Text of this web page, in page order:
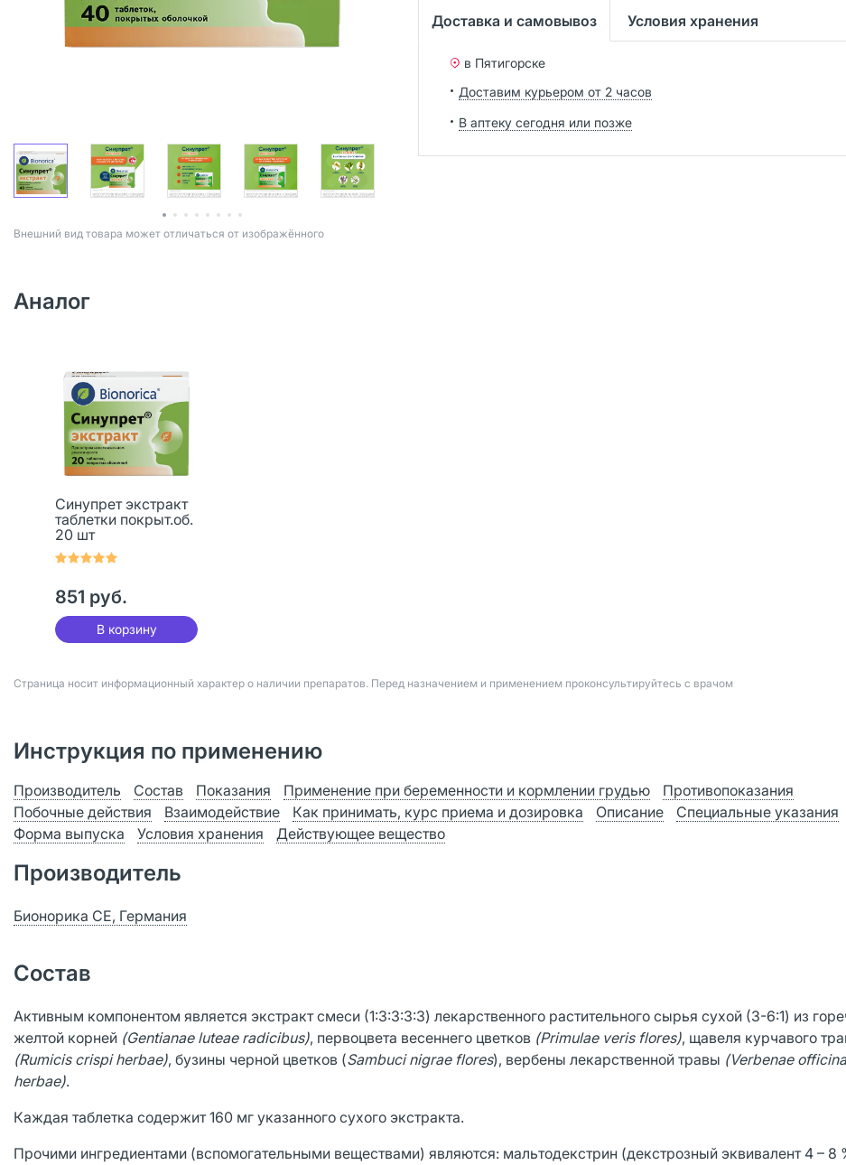
Bнешний вид товара может отличаться от изображённого
Доставка и самовывоз Условия хранения
в Пятигорске
Доставим курьером от 2 часов
В аптеку сегодня или позже
Аналог
Синупрет экстракт
таблетки покрыт.об.
20 шт
851 руб.
В корзину
Страница носит информационный характер о наличии препаратов. Перед назначением и применением проконсультируйтесь с врачом
Инструкция по применению
Производитель Состав Показания Применение при беременности и кормлении грудью
Противопоказания
Побочные действия
Взаимодействие Как принимать, курс приема и дозировка Описание
Специальные указания
Форма выпуска
Условия хранения Действующее вещество
Производитель
Бионорика СЕ, Германия
Состав
Активным компонентом является экстракт смеси (1:3:3:3:3) лекарственного растительного сырья сухой (3-6:1) из
желтой корней (Gentianae lutеaе radicibus), первоцвета весеннего цветков (Primulae veris flores), щавеля курчавого
(Rumicis crispi herbae), бузины черной цветков (Sambuci nigrae flores), вербены лекарственной травы (Verbenae
herbae).
Каждая таблетка содержит 160 мг указанного сухого экстракта.
Прочими ингредиентами (вспомогательными веществами) являются: мальтодекстрин (декстрозный эквивалент 4 – 8